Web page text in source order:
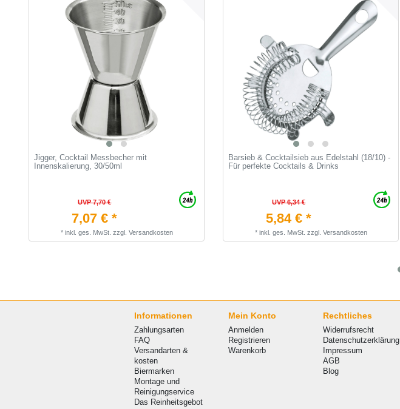
Jigger, Cocktail Messbecher mit
Innenskalierung, 30/50ml
UVP 7,70 €
7,07 € *
* inkl. ges. MwSt. zzgl. Versandkosten
Barsieb & Cocktailsieb aus Edelstahl (18/10) -
Für perfekte Cocktails & Drinks
UVP 6,34 €
5,84 € *
* inkl. ges. MwSt. zzgl. Versandkosten
Informationen
Zahlungsarten
FAQ
Versandarten &
kosten
Biermarken
Montage und
Reinigungservice
Das Reinheitsgebot
Mein Konto
Anmelden
Registrieren
Warenkorb
Rechtliches
Widerrufsrecht
Datenschutzerklärung
Impressum
AGB
Blog